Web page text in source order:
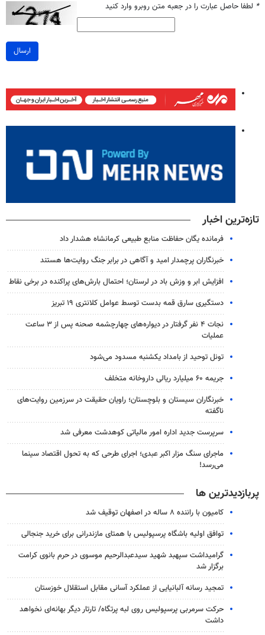
* لطفا حاصل عبارت را در جعبه متن روبرو وارد کنید
ارسال
تازه‌ترین اخبار
فرمانده یگان حفاظت منابع طبیعی کرمانشاه هشدار داد
خبرنگاران پرچمدار امید و آگاهی در برابر جنگ روایت‌ها هستند
افزایش ابر و وزش باد در لرستان؛ احتمال بارش‌های پراکنده در برخی نقاط
دستگیری سارق قمه بدست توسط عوامل کلانتری ۱۹ تبریز
نجات ۴ نفر گرفتار در دیواره‌های چهارچشمه صحنه پس از ۳ ساعت
عملیات
تونل توحید از بامداد یکشنبه مسدود می‌شود
جریمه ۶۰ میلیارد ریالی داروخانه متخلف
خبرنگاران سیستان و بلوچستان؛ راویان حقیقت در سرزمین روایت‌های
ناگفته
سرپرست جدید اداره امور مالیاتی کوهدشت معرفی شد
ماجرای سنگ مزار اکبر عبدی؛ اجرای طرحی که به تحول اقتصاد سینما
می‌رسد!
پربازدیدترین ها
کامیون با راننده ۸ ساله در اصفهان توقیف شد
توافق اولیه باشگاه پرسپولیس با همتای مازندرانی برای خرید جنجالی
گرامیداشت سپهبد شهید سیدعبدالرحیم موسوی در حرم بانوی کرامت
برگزار شد
تمجید رسانه آلبانیایی از عملکرد آسانی مقابل استقلال خوزستان
حرکت سرمربی پرسپولیس روی لبه پرتگاه/ تارتار دیگر بهانه‌ای نخواهد
داشت